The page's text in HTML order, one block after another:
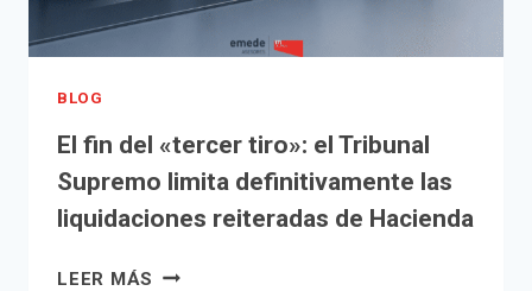
BLOG
El fin del «tercer tiro»: el Tribunal
Supremo limita definitivamente las
liquidaciones reiteradas de Hacienda
LEER MÁS EL